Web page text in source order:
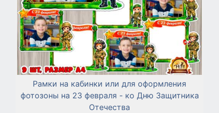
Рамки на кабинки или для оформления
фотозоны на 23 февраля - ко Дню Защитника
Отечества